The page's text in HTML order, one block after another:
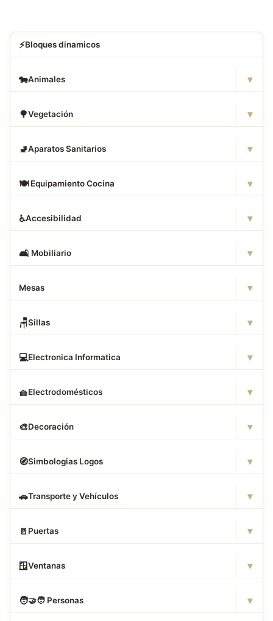
⚡Bloques dinamicos
🐄Animales ▾
🌳Vegetación ▾
🚽Aparatos Sanitarios ▾
🍽️ Equipamiento Cocina ▾
♿Accesibilidad ▾
🛋 ️ Mobiliario ▾
Mesas ▾
🪑Sillas ▾
💻Electronica Informatica ▾
🧺Electrodomésticos ▾
🎨Decoración ▾
🧭Simbologias Logos ▾
🚗Transporte y Vehículos ▾
🚪 Puertas ▾
🪟Ventanas ▾
🧑‍🤝‍🧑 Personas ▾